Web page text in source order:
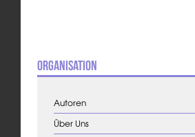
Organisation
Autoren
Über Uns